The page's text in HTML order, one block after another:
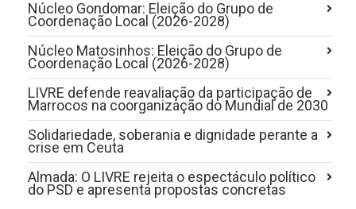
Núcleo Gondomar: Eleição do Grupo de
Coordenação Local (2026-2028)
Núcleo Matosinhos: Eleição do Grupo de
Coordenação Local (2026-2028)
LIVRE defende reavaliação da participação de
Marrocos na coorganização do Mundial de 2030
Solidariedade, soberania e dignidade perante a
crise em Ceuta
Almada: O LIVRE rejeita o espectáculo político
do PSD e apresenta propostas concretas